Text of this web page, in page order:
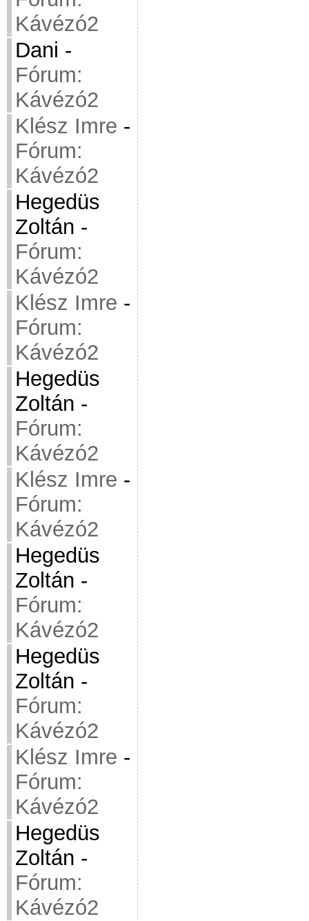
Kávézó2
Dani -
Fórum:
Kávézó2
Klész Imre -
Fórum:
Kávézó2
Hegedüs
Zoltán -
Fórum:
Kávézó2
Klész Imre -
Fórum:
Kávézó2
Hegedüs
Zoltán -
Fórum:
Kávézó2
Klész Imre -
Fórum:
Kávézó2
Hegedüs
Zoltán -
Fórum:
Kávézó2
Hegedüs
Zoltán -
Fórum:
Kávézó2
Klész Imre -
Fórum:
Kávézó2
Hegedüs
Zoltán -
Fórum:
Kávézó2